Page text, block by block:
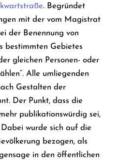
. Begründet
mit der vom Magistrat
der Benennung von
bestimmten Gebietes
gleichen Personen- oder
Alle umliegenden
Gestalten der
Der Punkt, dass die
publikationswürdig sei,
wurde sich auf die
bezogen, als
in den öffentlichen